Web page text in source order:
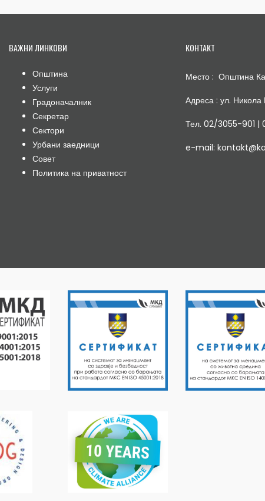
ВАЖНИ ЛИНКОВИ
Општина
Услуги
Градоначалник
Секретар
Сектори
Урбани заедници
Совет
Политика на приватност
КОНТАКТ
Место : Општина
Адреса : ул. Никола
Тел. 02/3055-901
e-mail: